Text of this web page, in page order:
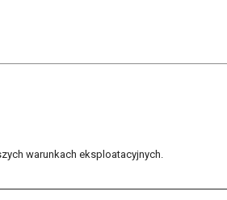
warunkach eksploatacyjnych.